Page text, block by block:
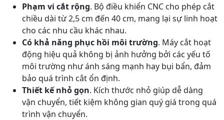
Phạm vi cắt rộng. Bộ điều khiển CNC cho phép cắt
chiều dài từ 2,5 cm đến 40 cm, mang lại sự linh hoạt
cho các nhu cầu khác nhau.
Có khả năng phục hồi môi trường. Máy cắt hoạt
động hiệu quả không bị ảnh hưởng bởi các yếu tố
môi trường như ánh sáng mạnh hay bụi bẩn, đảm
bảo quá trình cắt ổn định.
Thiết kế nhỏ gọn. Kích thước nhỏ giúp dễ dàng
vận chuyển, tiết kiệm không gian quý giá trong quá
trình vận chuyển.